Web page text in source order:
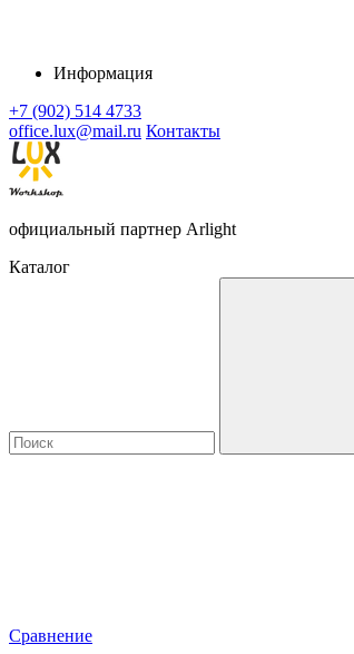
Информация
+7 (902) 514 4733
office.lux@mail.ru Контакты
официальный партнер Arlight
Каталог
Сравнение